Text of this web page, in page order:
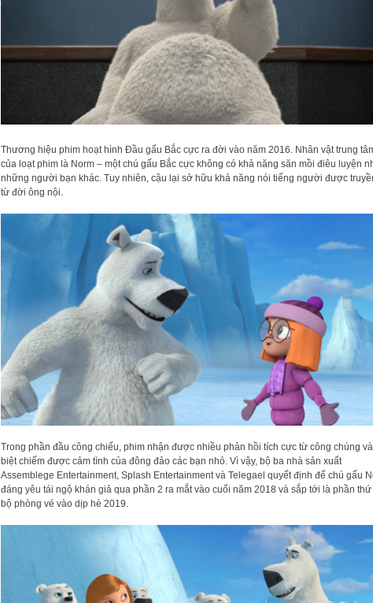
Thương hiệu phim hoạt hình Đầu gấu Bắc cực ra đời vào năm 2016. Nhân vật trung
của loạt phim là Norm – một chú gấu Bắc cực không có khả năng săn mồi điêu luyện
những người bạn khác. Tuy nhiên, cậu lại sở hữu khả năng nói tiếng người được
từ đời ông nội.
Trong phần đầu công chiếu, phim nhận được nhiều phản hồi tích cực từ công chúng
biệt chiếm được cảm tình của đông đảo các bạn nhỏ. Vì vậy, bộ ba nhà sản xuất
Assemblege Entertainment, Splash Entertainment và Telegael quyết định để chú gấu
đáng yêu tái ngộ khán giả qua phần 2 ra mắt vào cuối năm 2018 và sắp tới là phần thứ
bộ phòng vé vào dịp hè 2019.